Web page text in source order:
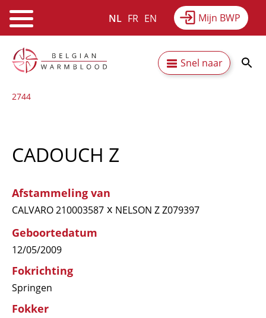
Overslaan
Mijn BWP
NL FR EN
Secundaire
navigatie
Webshop Nieuws
Snel naar
CADOUCH Z
Afstammeling van
CALVARO 210003587 x NELSON Z Z079397
Geboortedatum
12/05/2009
Fokrichting
Springen
Fokker
2744